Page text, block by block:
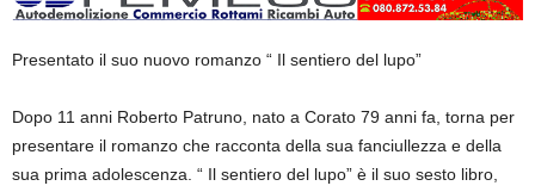
Presentato il suo nuovo romanzo “ Il sentiero del lupo”
Dopo 11 anni Roberto Patruno, nato a Corato 79 anni fa, torna per
presentare il romanzo che racconta della sua fanciullezza e della
sua prima adolescenza. “ Il sentiero del lupo” è il suo sesto libro,